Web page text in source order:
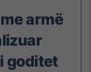
armë
goditet